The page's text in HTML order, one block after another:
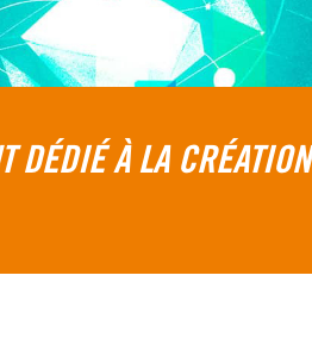
DÉDIÉ À LA CRÉATION